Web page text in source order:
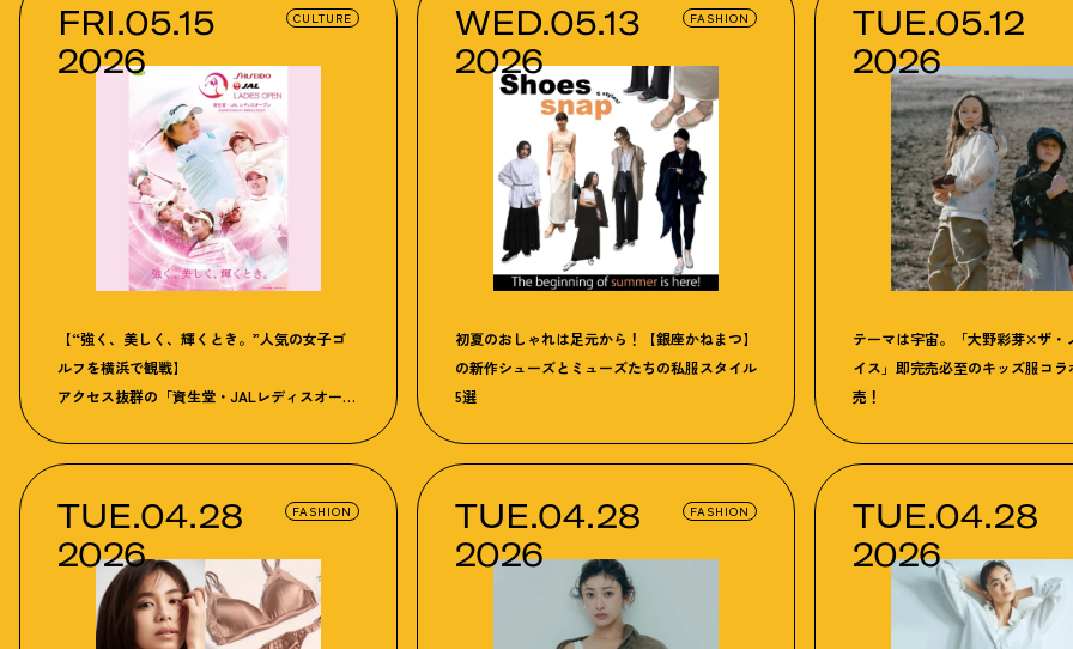
FRI.05.15
2026
【“強く、美しく、輝くとき。”人気の女子ゴ
ルフを横浜で観戦】
アクセス抜群の「資生堂・JALレディスオープ
CULTURE
WED.05.13
2026
初夏のおしゃれは足元から ！
【銀座かねまつ】
の新作シューズとミューズたちの私服スタイル
5選
FASHION
TUE.05.12
2026
テーマは宇宙。「大野彩芽×ザ・
イス」即完売必至のキッズ服コ
売 ！
TUE.04.28
2026
FASHION
TUE.04.28
2026
FASHION
TUE.04.28
2026